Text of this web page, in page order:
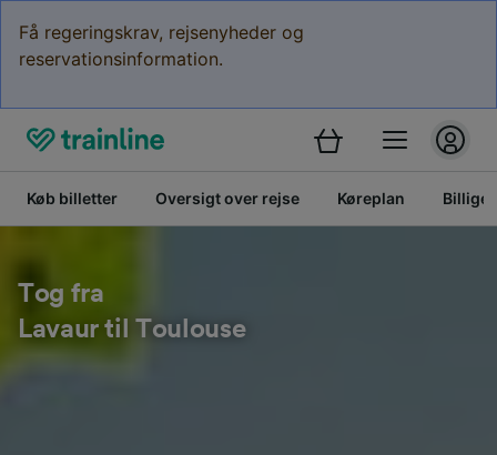
Få regeringskrav, rejsenyheder og
reservationsinformation.
Køb billetter Oversigt over rejse Køreplan Billige
Tog fra
Lavaur til Toulouse